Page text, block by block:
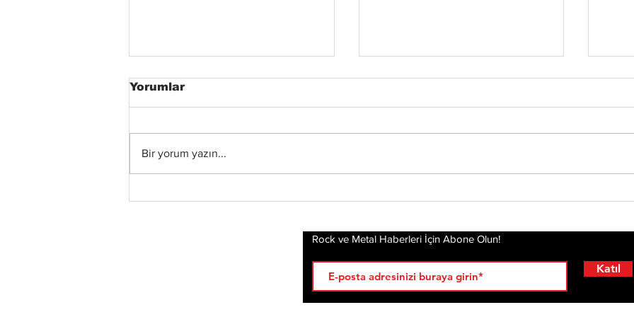
Hikayesi Film Oluyor
Yorumlar
Bir yorum yazın...
Rock ve Metal Haberleri İçin Abone Olun!
Katıl